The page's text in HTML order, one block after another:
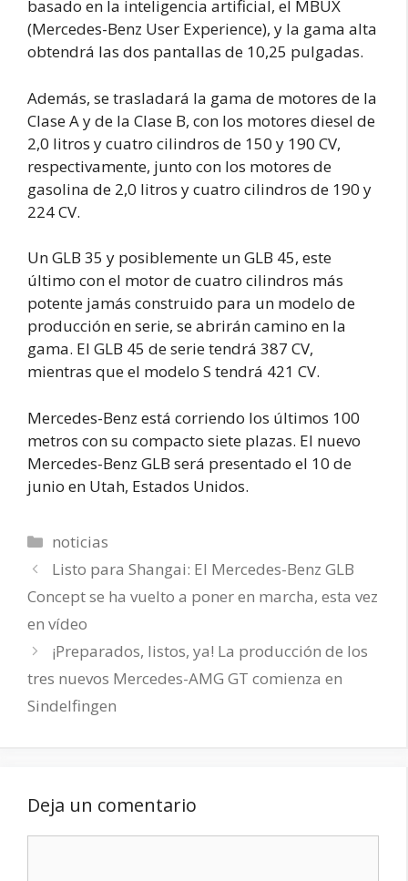
basado en la inteligencia artificial, el MBUX
(Mercedes-Benz User Experience), y la gama alta
obtendrá las dos pantallas de 10,25 pulgadas.
Además, se trasladará la gama de motores de la
Clase A y de la Clase B, con los motores diesel de
2,0 litros y cuatro cilindros de 150 y 190 CV,
respectivamente, junto con los motores de
gasolina de 2,0 litros y cuatro cilindros de 190 y
224 CV.
Un GLB 35 y posiblemente un GLB 45, este
último con el motor de cuatro cilindros más
potente jamás construido para un modelo de
producción en serie, se abrirán camino en la
gama. El GLB 45 de serie tendrá 387 CV,
mientras que el modelo S tendrá 421 CV.
Mercedes-Benz está corriendo los últimos 100
metros con su compacto siete plazas. El nuevo
Mercedes-Benz GLB será presentado el 10 de
junio en Utah, Estados Unidos.
Categorías
noticias
Listo para Shangai: El Mercedes-Benz GLB
Concept se ha vuelto a poner en marcha, esta vez
en vídeo
¡Preparados, listos, ya! La producción de los
tres nuevos Mercedes-AMG GT comienza en
Sindelfingen
Deja un comentario